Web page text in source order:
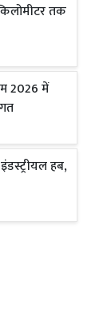
तक
2026 में
हब,